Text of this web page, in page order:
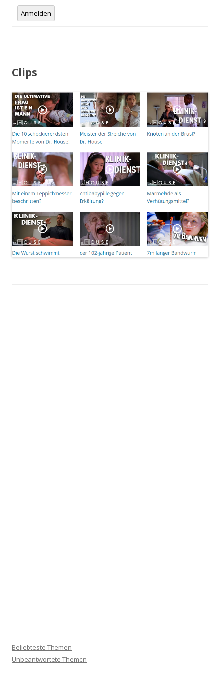
Alternative:
Anmelden
Clips
Beliebteste Themen
Unbeantwortete Themen